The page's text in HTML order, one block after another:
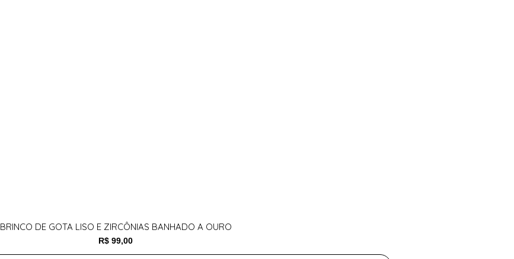
BRINCO DE GOTA LISO E ZIRCÔNIAS BANHADO A OURO
Preço
R$ 99,00